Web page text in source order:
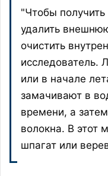
"Чтобы
удалить
очистить
исследователь.
или в начале
замачивают в
времени, а
волокна. В этот
шпагат или